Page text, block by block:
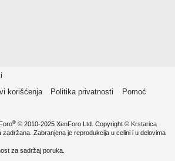
korišćenja Politika privatnosti
Pomoć
® © 2010-2025 XenForo Ltd. Copyright © Krstarica
zadržana. Zabranjena je reprodukcija u celini i u delovima
za sadržaj poruka.